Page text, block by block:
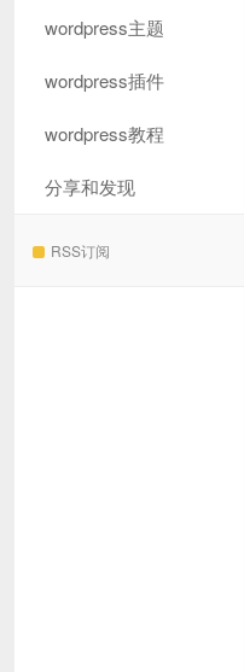
wordpress主题
wordpress插件
wordpress教程
分享和发现
RSS订阅